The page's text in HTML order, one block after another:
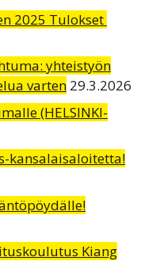
2025 Tulokset
yhteistyön
varten 29.3.2026
(HELSINKI-
kansalaisaloitetta!
Kiang